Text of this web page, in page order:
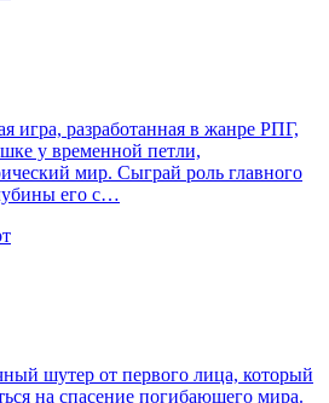
игра, разработанная в жанре РПГ,
у временной петли,
мир. Сыграй роль главного
его с…
шутер от первого лица, который
на спасение погибающего мира.